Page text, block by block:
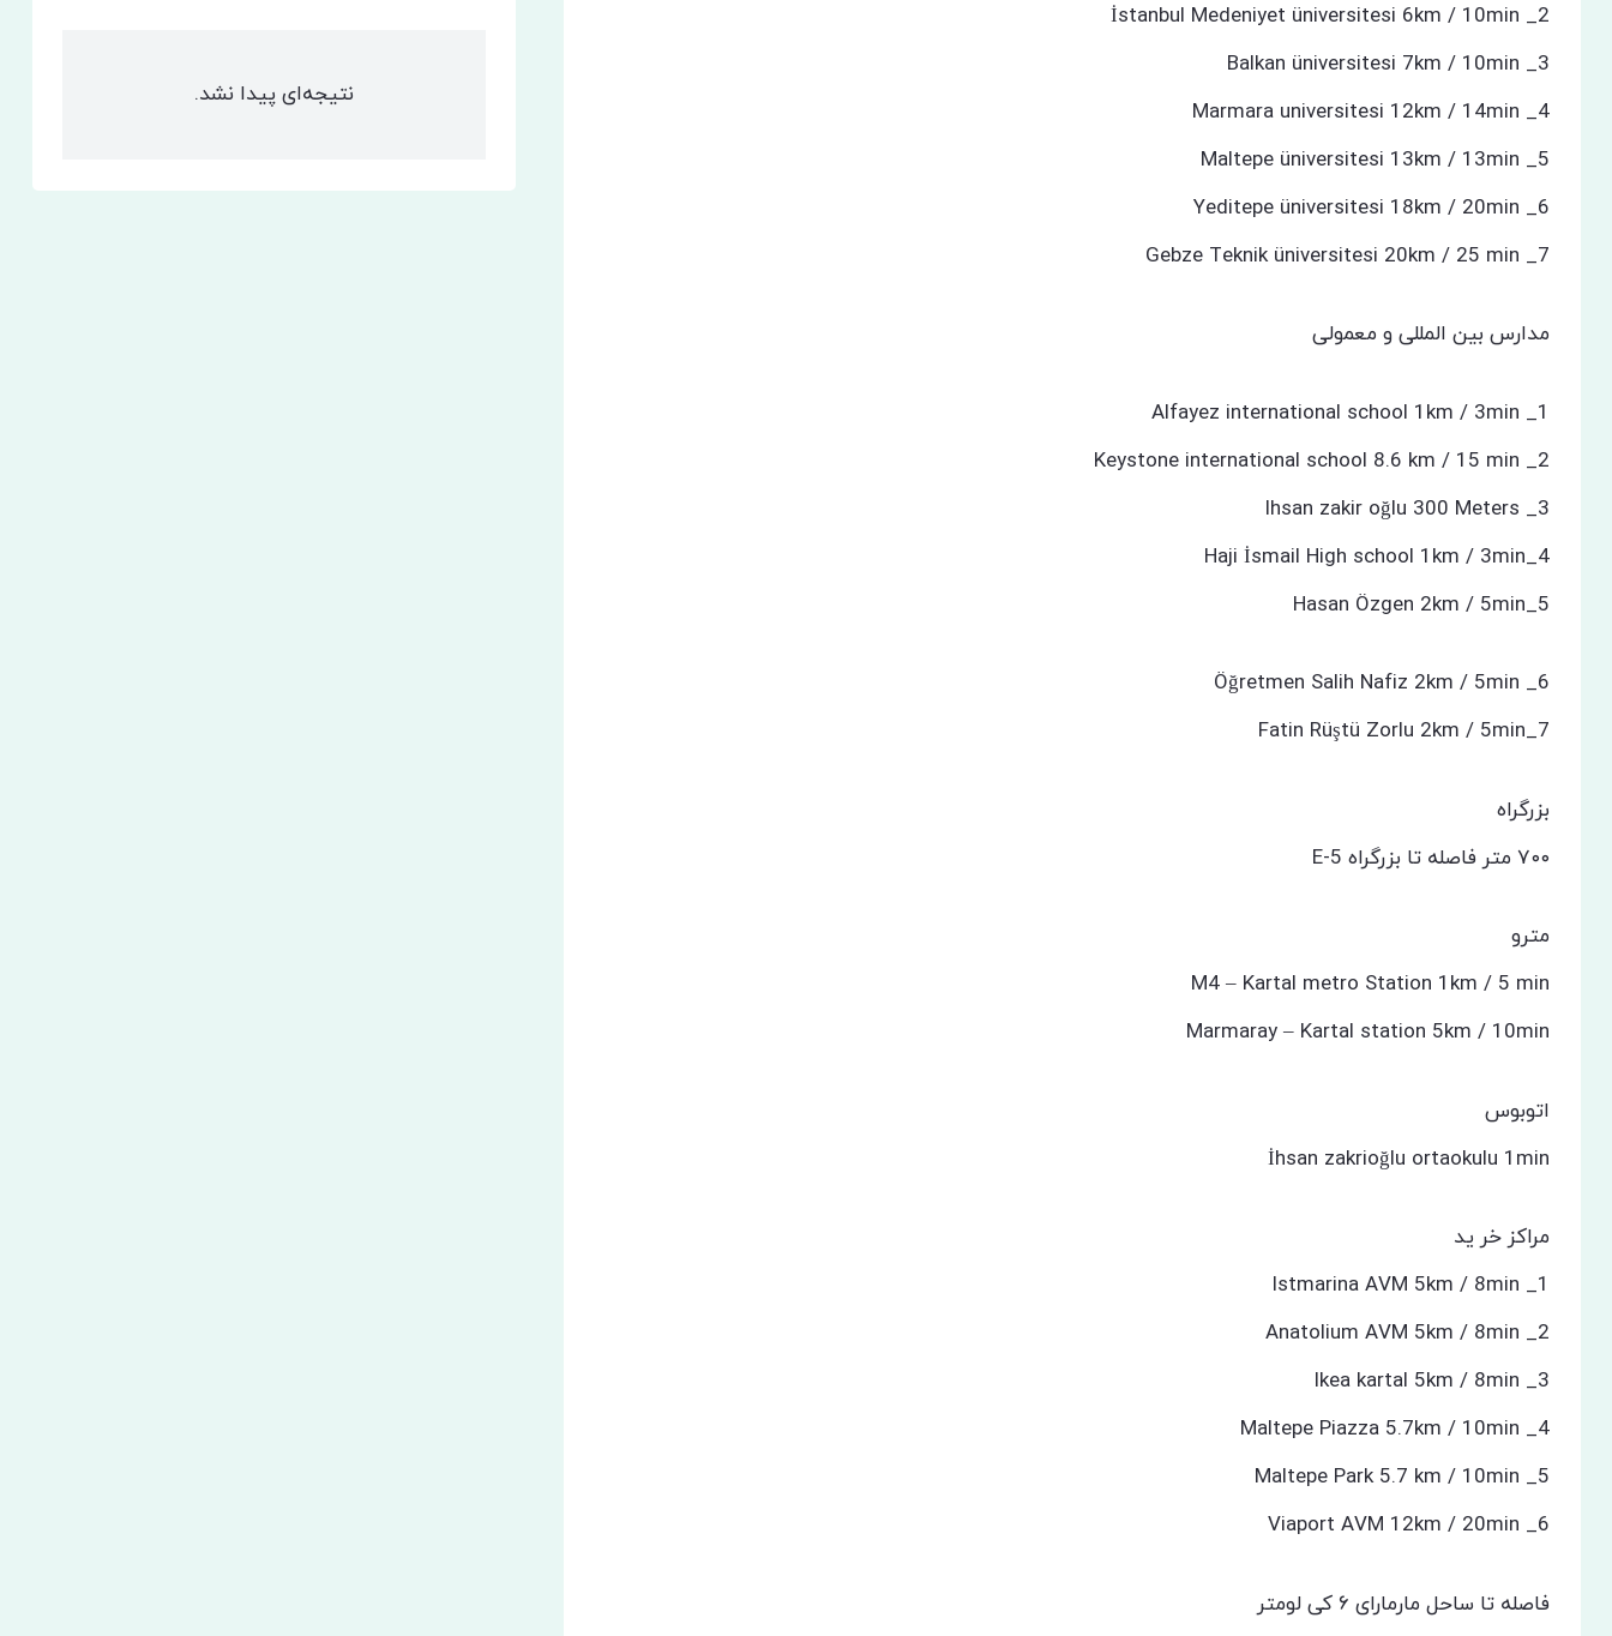
2_ İstanbul Medeniyet üniversitesi 6km / 10min
3_ Balkan üniversitesi 7km / 10min
4_ Marmara universitesi 12km / 14min
5_ Maltepe üniversitesi 13km / 13min
6_ Yeditepe üniversitesi 18km / 20min
7_ Gebze Teknik üniversitesi 20km / 25 min
مدارس بین المللی و معمولی
1_ Alfayez international school 1km / 3min
2_ Keystone international school 8.6 km / 15 min
3_ Ihsan zakir oğlu 300 Meters
4_Haji İsmail High school 1km / 3min
5_Hasan Özgen 2km / 5min
6_ Öğretmen Salih Nafiz 2km / 5min
7_Fatin Rüştü Zorlu 2km / 5min
بزرگراه
۷۰۰ متر فاصله تا بزرگراه 5-E
مترو
M4 – Kartal metro Station 1km / 5 min
Marmaray – Kartal station 5km / 10min
اتوبوس
İhsan zakrioğlu ortaokulu 1min
مراکز خر ید
Istmarina AVM 5km / 8min _1
Anatolium AVM 5km / 8min _2
Ikea kartal 5km / 8min _3
Maltepe Piazza 5.7km / 10min _4
Maltepe Park 5.7 km / 10min _5
Viaport AVM 12km / 20min _6
فاصله تا ساحل مارمارای ۶ کی لومتر
نتیجه‌ای پیدا نشد.